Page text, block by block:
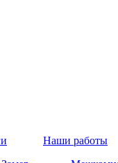
Наши работы